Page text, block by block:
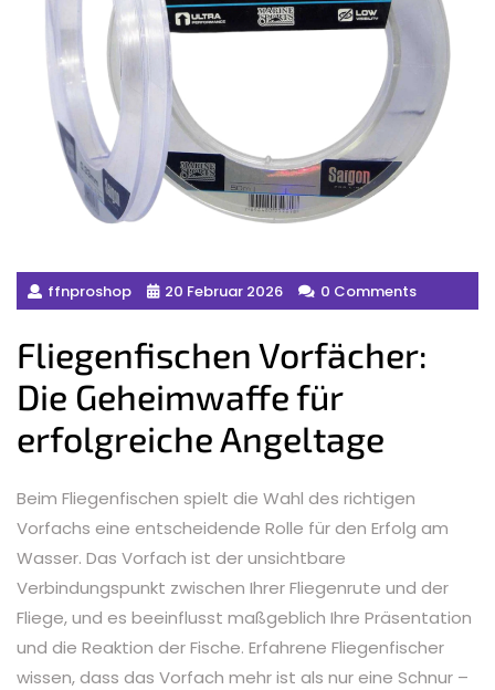
ffnproshop 20 Februar 2026 0 Comments
Fliegenfischen Vorfächer:
Die Geheimwaffe für
erfolgreiche Angeltage
Beim Fliegenfischen spielt die Wahl des richtigen
Vorfachs eine entscheidende Rolle für den Erfolg am
Wasser. Das Vorfach ist der unsichtbare
Verbindungspunkt zwischen Ihrer Fliegenrute und der
Fliege, und es beeinflusst maßgeblich Ihre Präsentation
und die Reaktion der Fische. Erfahrene Fliegenfischer
wissen, dass das Vorfach mehr ist als nur eine Schnur –